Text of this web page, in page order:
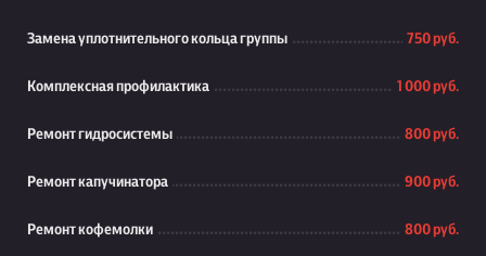
Замена уплотнительного кольца группы 750 руб.
Комплексная профилактика 1 000 руб.
Ремонт гидросистемы 800 руб.
Ремонт капучинатора 900 руб.
Ремонт кофемолки 800 руб.